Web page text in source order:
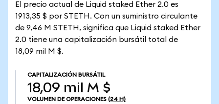
El precio actual de Liquid staked Ether 2.0 es
1913,35 $ por STETH. Con un suministro circulante
de 9,46 M STETH, significa que Liquid staked Ether
2.0 tiene una capitalización bursátil total de
18,09 mil M $.
CAPITALIZACIÓN BURSÁTIL
18,09 mil M $
VOLUMEN DE OPERACIONES (24 H)